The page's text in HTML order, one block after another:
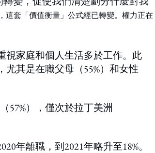
這套 「價值衡量」公式經已轉變。權力正在
視家庭和個人生活多於工作。此
其是在職父母（55%）和女性
57%），僅次於拉丁美洲
年離職，到2021年略升至18%。